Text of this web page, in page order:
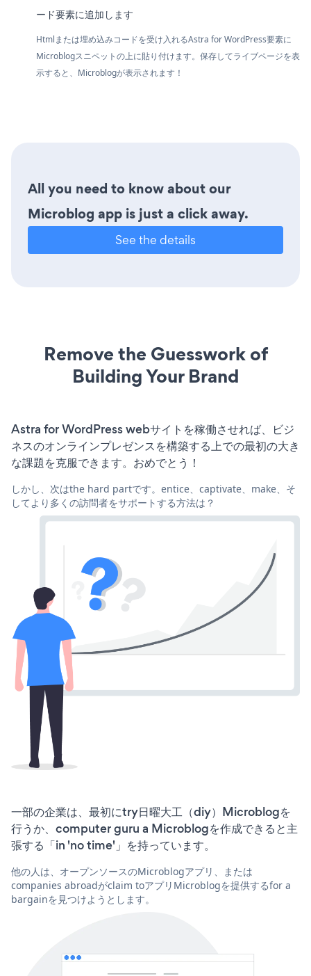
ード要素に追加します
Htmlまたは埋め込みコードを受け入れるAstra for WordPress要素に
Microblogスニペットの上に貼り付けます。保存してライブページを表
示すると、Microblogが表示されます！
All you need to know about our
Microblog app is just a click away.
See the details
Remove the Guesswork of
Building Your Brand
Astra for WordPress webサイトを稼働させれば、ビジ
ネスのオンラインプレゼンスを構築する上での最初の大き
な課題を克服できます。おめでとう！
しかし、次はthe hard partです。entice、captivate、make、そ
してより多くの訪問者をサポートする方法は？
一部の企業は、最初にtry日曜大工（diy）Microblogを
行うか、computer guru a Microblogを作成できると主
張する「in 'no time'」を持っています。
他の人は、オープンソースのMicroblogアプリ、または
companies abroadがclaim toアプリMicroblogを提供するfor a
bargainを見つけようとします。